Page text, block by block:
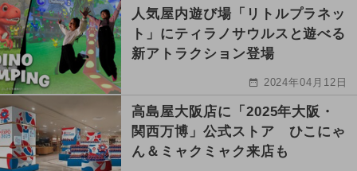
人気屋内遊び場「リトルプラネッ
ト」にティラノサウルスと遊べる
新アトラクション登場
2024年04月12日
高島屋大阪店に「2025年大阪・
関西万博」公式ストア ひこにゃ
ん＆ミャクミャク来店も